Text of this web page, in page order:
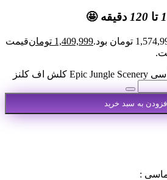
تا120 دقیقه 🤩
1,409,999 تومانقیمت
خرید منظره جنگل حماسی Epic Jungle Scenery کلش اف کلنز
افزودن به سبد خرید
: